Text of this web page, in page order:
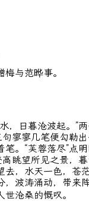
与范晔事。
日暮沧波起。”两
句寥寥几笔便勾勒
笔。“芙蓉落尽”点
高眺望所见之景，
去，水天一色，苍
，波涛涌动，带来
沧桑的慨叹。